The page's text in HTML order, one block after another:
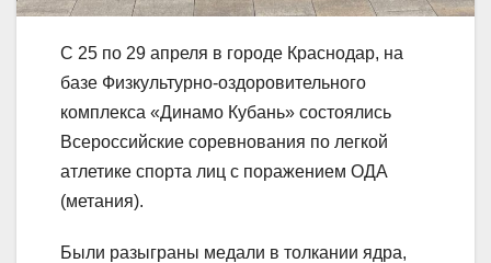
С 25 по 29 апреля в городе Краснодар, на
базе Физкультурно-оздоровительного
комплекса «Динамо Кубань» состоялись
Всероссийские соревнования по легкой
атлетике спорта лиц с поражением ОДА
(метания).
Были разыграны медали в толкании ядра,